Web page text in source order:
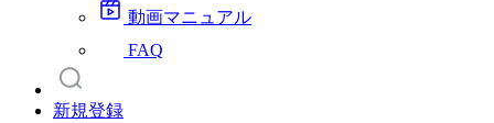
動画マニュアル
FAQ
新規登録